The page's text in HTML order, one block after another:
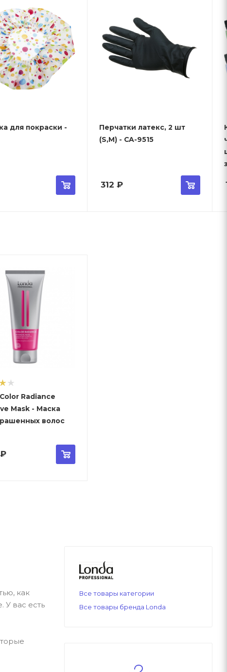
для покраски -
Перчатки латекс, 2 шт
(S,M) - CA-9515
312 ₽
Radiance
- Маска
волоc
₽
как
У вас есть
Все товары категории
Все товары бренда Londa